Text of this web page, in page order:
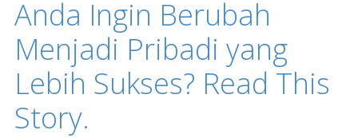
Anda Ingin Berubah
Menjadi Pribadi yang
Lebih Sukses? Read This
Story.